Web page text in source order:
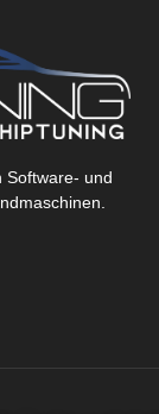
Software- und